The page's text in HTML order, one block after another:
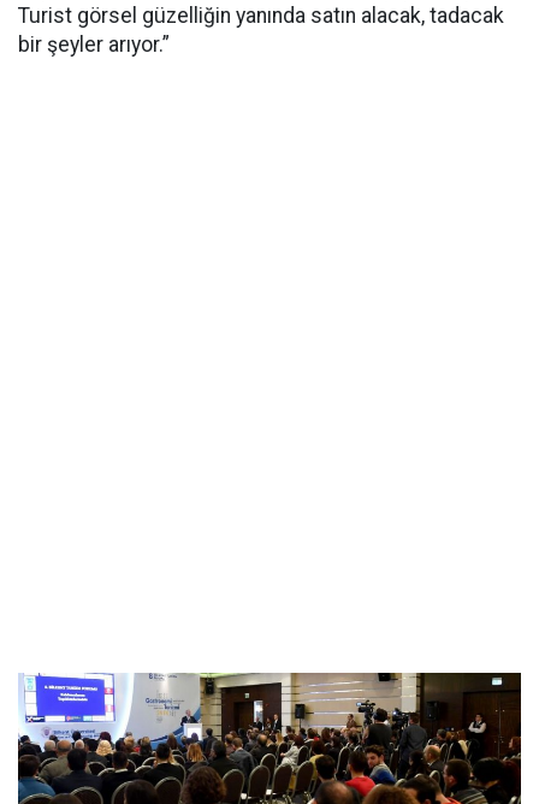
Turist görsel güzelliğin yanında satın alacak, tadacak
bir şeyler arıyor.”